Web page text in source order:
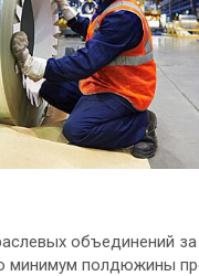
объединений
минимум полдюжины